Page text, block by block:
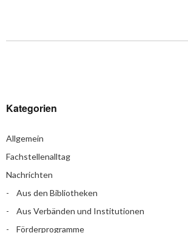
Kategorien
Allgemein
Fachstellenalltag
Nachrichten
Aus den Bibliotheken
Aus Verbänden und Institutionen
Förderprogramme